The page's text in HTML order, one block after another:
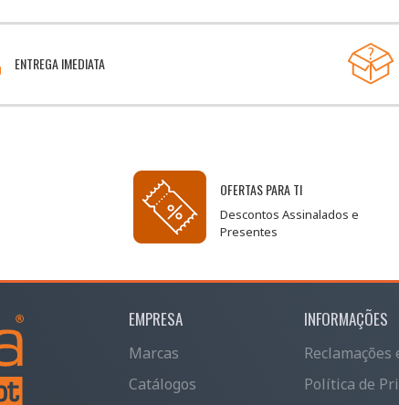
ENTREGA IMEDIATA
OFERTAS PARA TI
Descontos Assinalados e
Presentes
EMPRESA
Marcas
Catálogos
INFORMAÇÕES
Reclamações
Política de